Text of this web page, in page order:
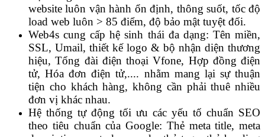
website luôn vận hành ổn định, thông suốt, tốc độ
load web luôn > 85 điểm, độ bảo mật tuyệt đối.
Web4s cung cấp hệ sinh thái đa dạng: Tên miền,
SSL, Umail, thiết kế logo & bộ nhận diện thương
hiệu, Tổng đài điện thoại Vfone, Hợp đồng điện
tử, Hóa đơn điện tử,.... nhằm mang lại sự thuận
tiện cho khách hàng, không cần phải thuê nhiều
đơn vị khác nhau.
Hệ thống tự động tối ưu các yếu tố chuẩn SEO
theo tiêu chuẩn của Google: Thẻ meta title, meta